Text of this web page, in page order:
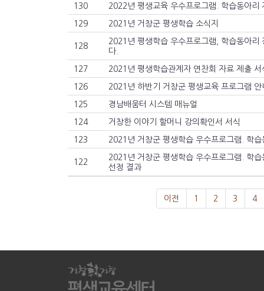
130
129 2021년 거창군 평생학습 소식지
128
2021년 평생학습 우수프로그램, 학습동아리
다.
127 2021년 평생학습관계자 연찬회 자료 제출 서
126 2021년 하반기 거창군 평생교육 프로그램 안
125 경남배움터 시스템 매뉴얼
124 거창한 이야기 할머니 강의확인서 서식
123
122
2021년 거창군 평생학습 우수프로그램. 학습
선정 결과
이전 1 2 3 4